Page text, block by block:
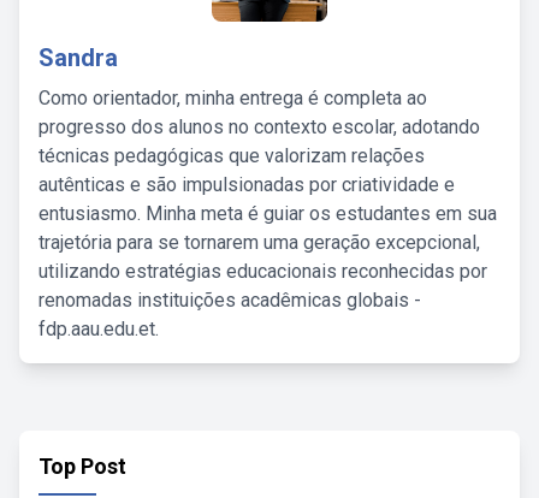
Sandra
Como orientador, minha entrega é completa ao
progresso dos alunos no contexto escolar, adotando
técnicas pedagógicas que valorizam relações
autênticas e são impulsionadas por criatividade e
entusiasmo. Minha meta é guiar os estudantes em sua
trajetória para se tornarem uma geração excepcional,
utilizando estratégias educacionais reconhecidas por
renomadas instituições acadêmicas globais -
fdp.aau.edu.et.
Top Post